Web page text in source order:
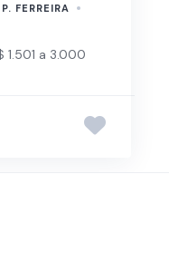
FERREIRA
1.501 a 3.000